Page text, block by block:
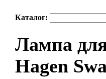
Каталог:
Лампа
Hagen